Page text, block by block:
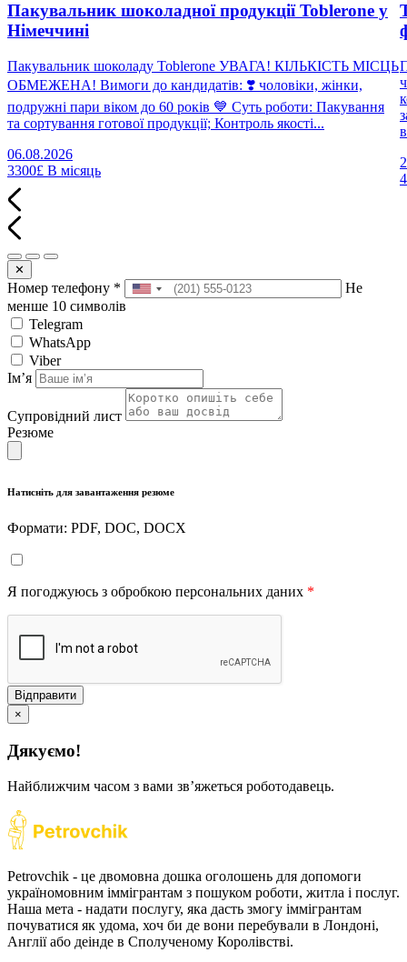
Пакувальник шоколадної продукції Toblerone у
Німеччині
Пакувальник шоколаду Toblerone УВАГА! КІЛЬКІСТЬ МІСЦЬ
ОБМЕЖЕНА! Вимоги до кандидатів: ❣️ чоловіки, жінки,
подружні пари віком до 60 років 💙 Суть роботи: Пакування
та сортування готової продукції; Контроль якості...
06.08.2026
3300£ В місяць
✕
Номер телефону *
Не
менше 10 символів
Telegram
WhatsApp
Viber
Імʼя
Супровідний лист
Резюме
Натисніть для завантаження резюме
Формати: PDF, DOC, DOCX
Я погоджуюсь з обробкою персональних даних *
Відправити
×
Дякуємо!
Найближчим часом з вами звʼяжеться роботодавець.
Petrovchik - це двомовна дошка оголошень для допомоги
україномовним іммігрантам з пошуком роботи, житла і послуг.
Наша мета - надати послугу, яка дасть змогу іммігрантам
почуватися як удома, хоч би де вони перебували в Лондоні,
Англії або деінде в Сполученому Королівстві.